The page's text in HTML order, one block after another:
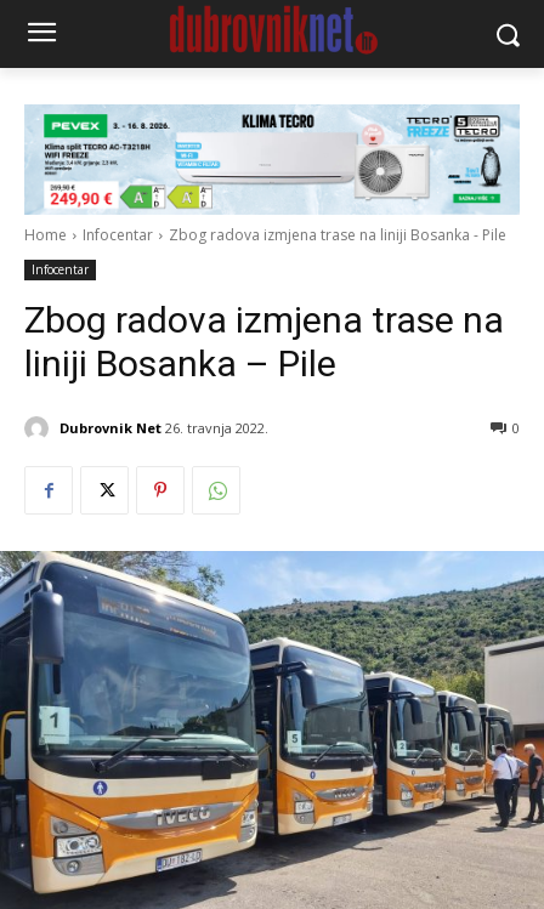
Home Infocentar Zbog radova izmjena trase na liniji Bosanka - Pile
Infocentar
Zbog radova izmjena trase na
liniji Bosanka – Pile
Dubrovnik Net 26. travnja 2022. 0